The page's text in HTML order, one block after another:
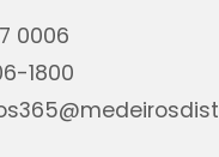
0006
1800